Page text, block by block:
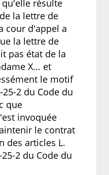
résulte
la lettre de
cour d'appel a
la lettre de
pas état de la
X... et
le motif
2 du Code du
que
invoquée
le contrat
des articles L.
2 du Code du